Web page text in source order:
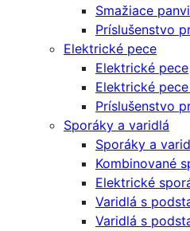
Smažiace
Príslušenstvo
Elektrické pece
Elektrické pece
Elektrické
Príslušenstvo
Sporáky a varidlá
Sporáky a
Kombinované
Elektrické
Varidlá s
Varidlá s